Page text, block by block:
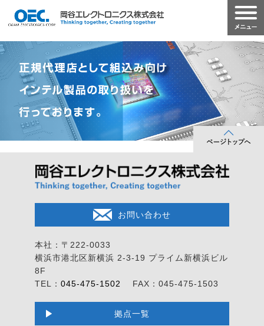
お問い合わせ
本社：〒222-0033
横浜市港北区新横浜 2-3-19 プライム新横浜ビル
8F
TEL： 045-475-1502 FAX：045-475-1503
拠点一覧